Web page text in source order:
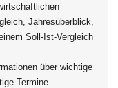
Jahresüberblick,
Soll-Ist-Vergleich
über wichtige
Termine